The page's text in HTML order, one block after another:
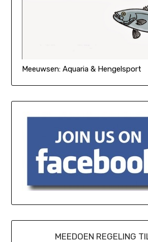
Meeuwsen: Aquaria & Hengelsport
MEEDOEN REGELING